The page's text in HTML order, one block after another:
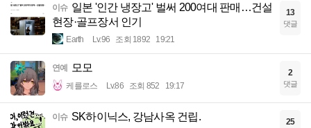
이슈 일본 '인간 냉장고' 벌써 200여대 판매…건설
현장·골프장서 인기
Earth Lv.96 조회 1892 19:21
13
댓글
연예 모모
케를로스 Lv.86 조회 852 19:17
2
댓글
이슈 SK하이닉스, 강남사옥 건립. 25